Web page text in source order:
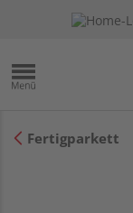
Fertigparkett